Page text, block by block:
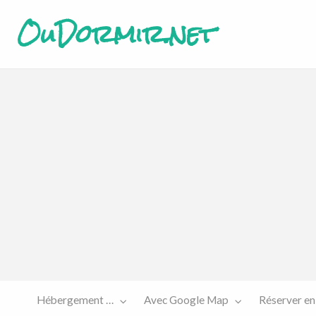
OuDormir.net
Hébergement … Avec Google Map Réserver